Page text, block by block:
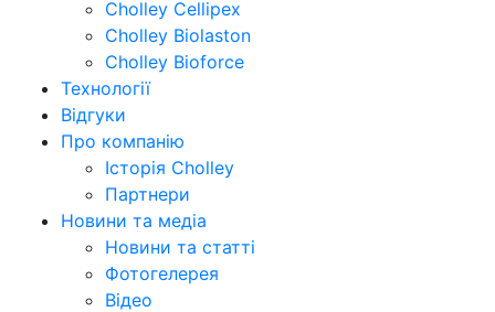
Cholley Cellipex
Cholley Biolaston
Cholley Bioforce
Технології
Відгуки
Про компанію
Історія Cholley
Партнери
Новини та медіа
Новини та статті
Фотогелерея
Відео